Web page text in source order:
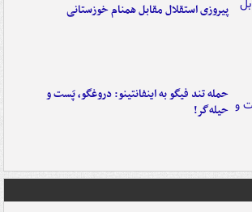
پیروزی استقلال مقابل همنام خوزستانی
حمله تند فیگو به اینفانتینو: دروغگو، پَست‌ و
حیله‌گر!